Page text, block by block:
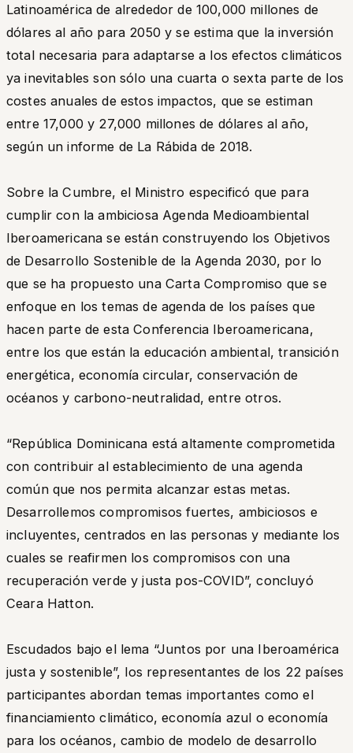
Latinoamérica de alrededor de 100,000 millones de
dólares al año para 2050 y se estima que la inversión
total necesaria para adaptarse a los efectos climáticos
ya inevitables son sólo una cuarta o sexta parte de los
costes anuales de estos impactos, que se estiman
entre 17,000 y 27,000 millones de dólares al año,
según un informe de La Rábida de 2018.
Sobre la Cumbre, el Ministro especificó que para
cumplir con la ambiciosa Agenda Medioambiental
Iberoamericana se están construyendo los Objetivos
de Desarrollo Sostenible de la Agenda 2030, por lo
que se ha propuesto una Carta Compromiso que se
enfoque en los temas de agenda de los países que
hacen parte de esta Conferencia Iberoamericana,
entre los que están la educación ambiental, transición
energética, economía circular, conservación de
océanos y carbono-neutralidad, entre otros.
“República Dominicana está altamente comprometida
con contribuir al establecimiento de una agenda
común que nos permita alcanzar estas metas.
Desarrollemos compromisos fuertes, ambiciosos e
incluyentes, centrados en las personas y mediante los
cuales se reafirmen los compromisos con una
recuperación verde y justa pos-COVID”, concluyó
Ceara Hatton.
Escudados bajo el lema “Juntos por una Iberoamérica
justa y sostenible”, los representantes de los 22 países
participantes abordan temas importantes como el
financiamiento climático, economía azul o economía
para los océanos, cambio de modelo de desarrollo